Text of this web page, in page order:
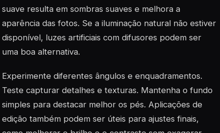
suave resulta em sombras suaves e melhora a
aparência das fotos. Se a iluminação natural não estiver
disponível, luzes artificiais com difusores podem ser
uma boa alternativa.
Experimente diferentes ângulos e enquadramentos.
Teste capturar detalhes e texturas. Mantenha o fundo
simples para destacar melhor os pés. Aplicações de
edição também podem ser úteis para ajustes finais,